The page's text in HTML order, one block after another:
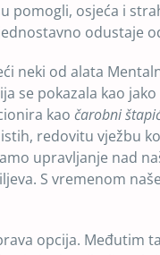
osjeća i
odustaje
neki od alata
se pokazala kao
kao čarobni
redovitu vježbu
upravljanje nad
S vremenom
opcija. Međutim